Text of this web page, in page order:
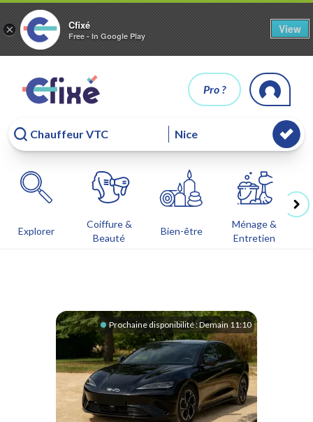
× Cfixé
Free - In Google Play
View
Pro ?
Explorer
Coiffure &
Beauté
Bien-être
Ménage &
Entretien
Prochaine disponibilité :Demain 11:10